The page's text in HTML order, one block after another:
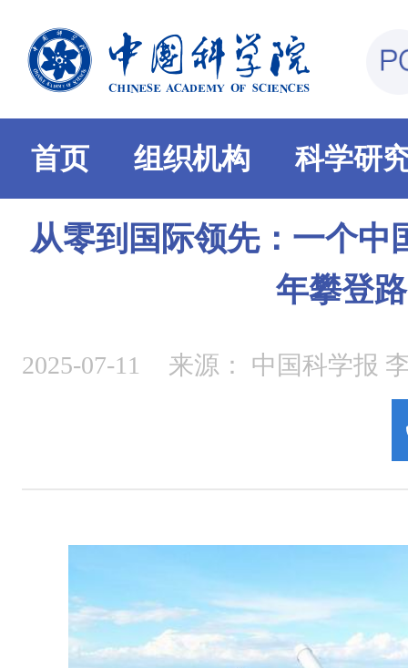
首页 组织机构 科学研
从零到国际领先：一个中
年攀登路
2025-07-11 来源： 中国科学报